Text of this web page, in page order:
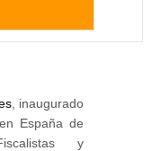
, inaugurado
España de
y